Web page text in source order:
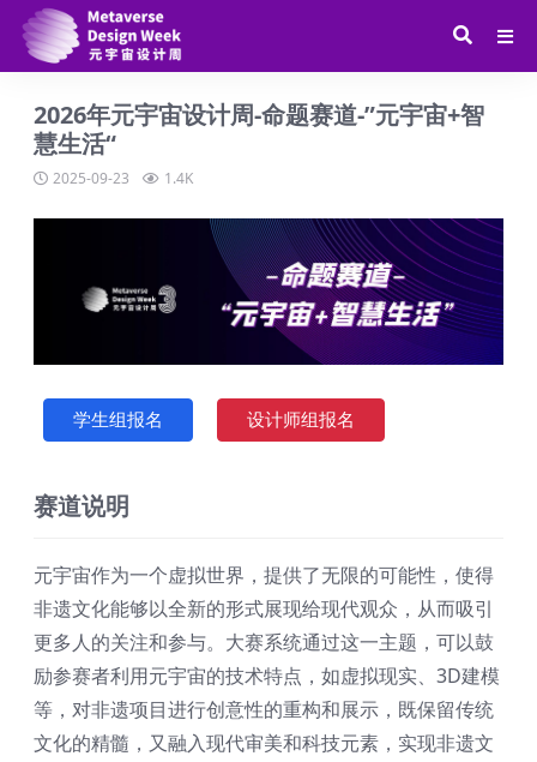
2026年元宇宙设计周-命题赛道-”元宇宙+智
慧生活“
2025-09-23 1.4K
学生组报名 设计师组报名
赛道说明
元宇宙作为一个虚拟世界，提供了无限的可能性，使得
非遗文化能够以全新的形式展现给现代观众，从而吸引
更多人的关注和参与。大赛系统通过这一主题，可以鼓
励参赛者利用元宇宙的技术特点，如虚拟现实、3D建模
等，对非遗项目进行创意性的重构和展示，既保留传统
文化的精髓，又融入现代审美和科技元素，实现非遗文